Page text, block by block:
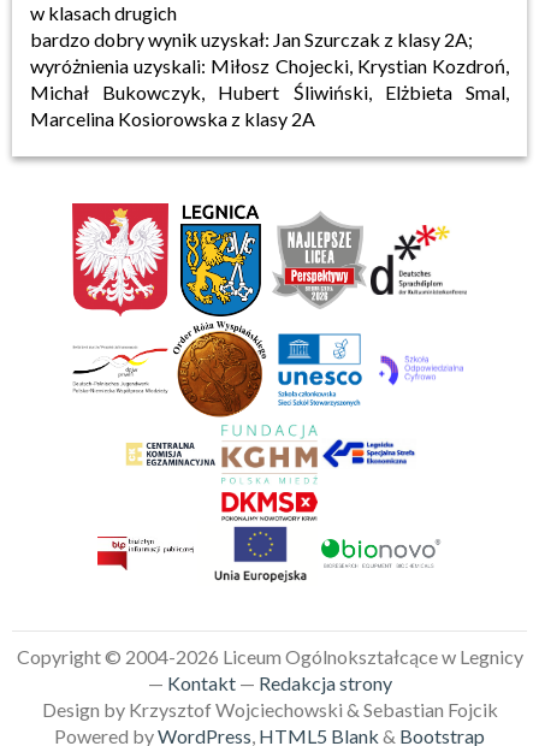
w klasach drugich
bardzo dobry wynik uzyskał: Jan Szurczak z klasy 2A;
wyróżnienia uzyskali: Miłosz Chojecki, Krystian Kozdroń,
Michał Bukowczyk, Hubert Śliwiński, Elżbieta Smal,
Marcelina Kosiorowska z klasy 2A
Copyright © 2004-2026 Liceum Ogólnokształcące w Legnicy
— Kontakt— Redakcja strony
Design by Krzysztof Wojciechowski & Sebastian Fojcik
Powered byWordPress, HTML5 Blank & Bootstrap